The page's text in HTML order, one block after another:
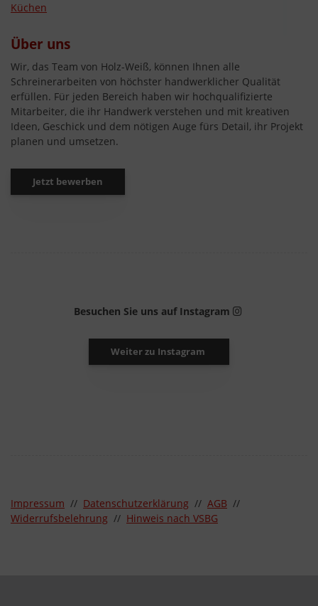
Küchen
Über uns
Wir, das Team von Holz-Weiß, können Ihnen alle
Schreinerarbeiten von höchster handwerklicher Qualität
erfüllen. Für jeden Bereich haben wir hochqualifizierte
Mitarbeiter, die ihr Handwerk verstehen und mit kreativen
Ideen, Geschick und dem nötigen Auge fürs Detail, ihr Projekt
planen und umsetzen.
Jetzt bewerben
Besuchen Sie uns auf Instagram
Weiter zu Instagram
Impressum // Datenschutzerklärung // AGB //
Widerrufsbelehrung // Hinweis nach VSBG